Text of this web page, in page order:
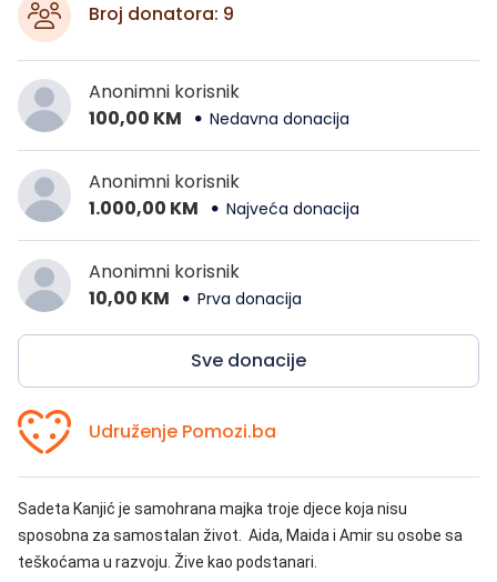
Broj donatora: 9
Anonimni korisnik
100,00 KM
Nedavna donacija
Anonimni korisnik
1.000,00 KM
Najveća donacija
Anonimni korisnik
10,00 KM
Prva donacija
Sve donacije
Udruženje Pomozi.ba
Sadeta Kanjić je samohrana majka troje djece koja nisu
sposobna za samostalan život. Aida, Maida i Amir su osobe sa
teškoćama u razvoju. Žive kao podstanari.